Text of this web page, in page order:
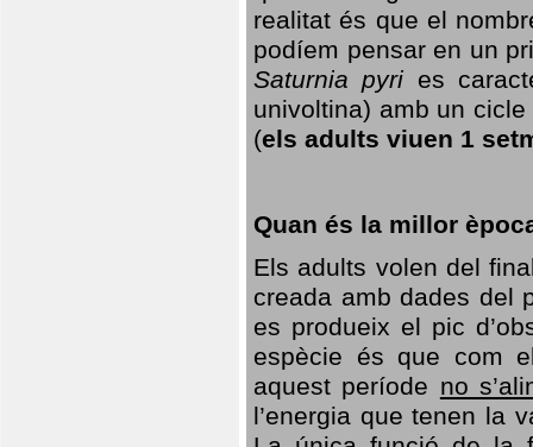
realitat és que el
podíem pensar en un
Saturnia pyri es
univoltina) amb un
(els adults viuen 1
Quan és la millor
Els adults volen del
creada amb dades del
es produeix el pic
espècie és que com
aquest període no
l’energia que tenen la